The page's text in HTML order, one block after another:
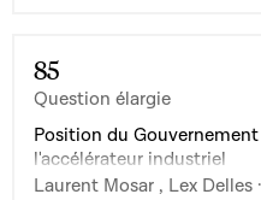
85
Question élargie
Position du
l'accélérateur industriel
Laurent Mosar , Lex Delles